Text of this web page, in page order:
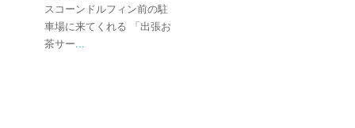
スコーンドルフィン前の駐
車場に来てくれる 「出張お
茶サー...